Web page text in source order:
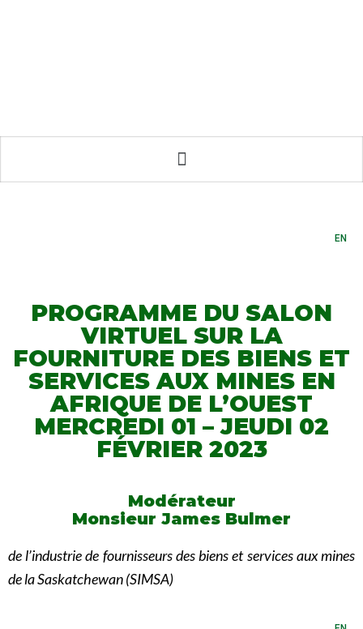
EN
PROGRAMME DU SALON
VIRTUEL SUR LA
FOURNITURE DES BIENS ET
SERVICES AUX MINES EN
AFRIQUE DE L’OUEST
MERCREDI 01 – JEUDI 02
FÉVRIER 2023
Modérateur
Monsieur James Bulmer
de l’industrie de fournisseurs des biens et services aux mines
de la Saskatchewan (SIMSA)